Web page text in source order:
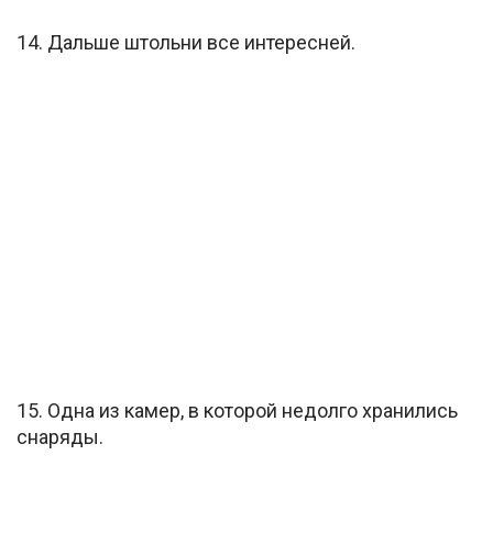
14. Дальше штольни все интересней.
15. Одна из камер, в которой недолго хранились
снаряды.